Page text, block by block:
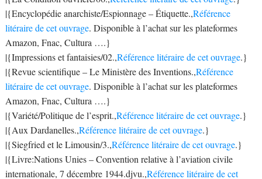
|{Encyclopédie anarchiste/Espionnage – Étiquette.,Référence
litéraire de cet ouvrage. Disponible à l’achat sur les plateformes
Amazon, Fnac, Cultura ….}
|{Impressions et fantaisies/02.,Référence litéraire de cet ouvrage.}
|{Revue scientifique – Le Ministère des Inventions.,Référence
litéraire de cet ouvrage. Disponible à l’achat sur les plateformes
Amazon, Fnac, Cultura ….}
|{Variété/Politique de l’esprit.,Référence litéraire de cet ouvrage.}
|{Aux Dardanelles.,Référence litéraire de cet ouvrage.}
|{Siegfried et le Limousin/3.,Référence litéraire de cet ouvrage.}
|{Livre:Nations Unies – Convention relative à l’aviation civile
internationale, 7 décembre 1944.djvu.,Référence litéraire de cet